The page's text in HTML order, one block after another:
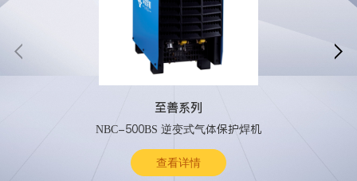
至善系列
NBC-500BS 逆变式气体保护焊机
查看详情
 